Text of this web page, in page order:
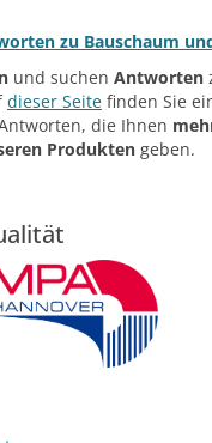
zu Bauschaum
und suchen Antworten
dieser Seite finden Sie
die Ihnen
Produkten geben.